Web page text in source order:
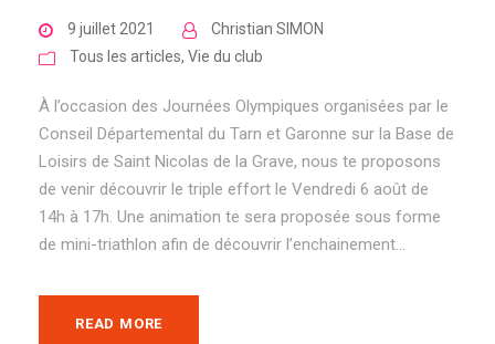
9 juillet 2021
Christian SIMON
Tous les articles, Vie du club
À l’occasion des Journées Olympiques organisées par le
Conseil Départemental du Tarn et Garonne sur la Base de
Loisirs de Saint Nicolas de la Grave, nous te proposons
de venir découvrir le triple effort le Vendredi 6 août de
14h à 17h. Une animation te sera proposée sous forme
de mini-triathlon afin de découvrir l’enchainement...
READ MORE